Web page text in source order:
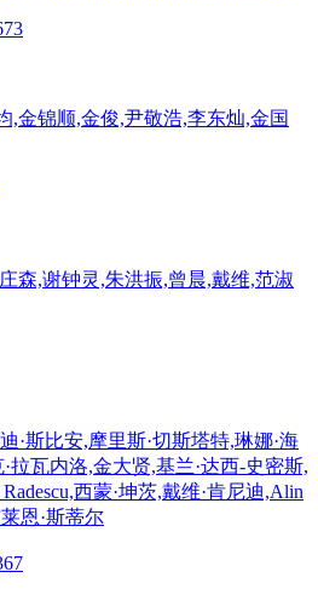
,金锦顺,金俊,尹敬浩,李东灿,金国
森,谢钟灵,朱洪振,曾晨,戴维,范淑
·斯比安,摩里斯·切斯塔特,琳娜·海
拉瓦内洛,金大贤,基兰·达西-史密斯,
西蒙·坤茨,戴维·肯尼迪,Alin
恩·斯蒂尔